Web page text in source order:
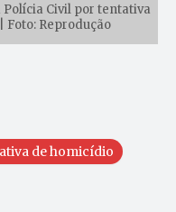
Civil por tentativa
Reprodução
de homicídio